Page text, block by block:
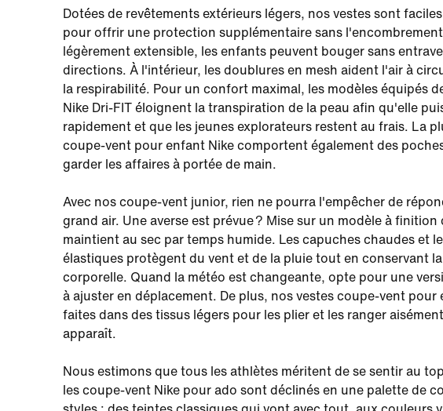
Dotées de revêtements extérieurs légers, nos vestes sont
pour offrir une protection supplémentaire sans
légèrement extensible, les enfants peuvent bouger sans
directions. À l'intérieur, les doublures en mesh aident l'air à
la respirabilité. Pour un confort maximal, les modèles équipés
Nike Dri-FIT éloignent la transpiration de la peau afin qu'elle
rapidement et que les jeunes explorateurs restent au frais. La
coupe-vent pour enfant Nike comportent également des
garder les affaires à portée de main.
Avec nos coupe-vent junior, rien ne pourra l'empêcher de
grand air. Une averse est prévue ? Mise sur un modèle à finition
maintient au sec par temps humide. Les capuches chaudes et
élastiques protègent du vent et de la pluie tout en conservant
corporelle. Quand la météo est changeante, opte pour une
à ajuster en déplacement. De plus, nos vestes coupe-vent pour
faites dans des tissus légers pour les plier et les ranger
apparaît.
Nous estimons que tous les athlètes méritent de se sentir au
les coupe-vent Nike pour ado sont déclinés en une palette de